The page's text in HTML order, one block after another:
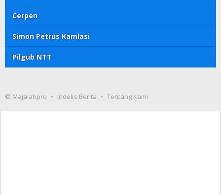
Cerpen
Simon Petrus Kamlasi
Pilgub NTT
© Majalahpro Indeks Berita Tentang Kami